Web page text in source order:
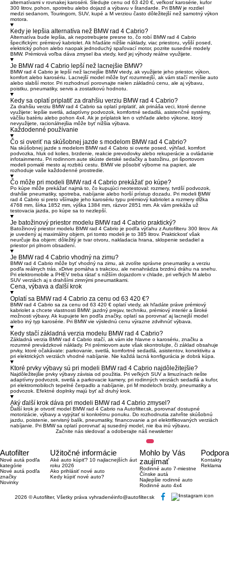
alternatívami v rovnakej karosérii. Sledujte cenu od 63 420 €, veľkosť karosérie, kufor
300 litrov, pohon, spotrebu alebo dojazd a výbavu v štandarde. Pri BMW je rozdiel
medzi sedanom, Touringom, SUV, kupé a M verziou často dôležitejší než samotný výkon
motora.
Kedy je lepšia alternatíva než BMW rad 4 Cabrio?
Alternatíva bude lepšia, ak nepotrebujete presne to, čo robí BMW rad 4 Cabrio
špecifickým: prémiový kabriolet. Ak hľadáte nižšie náklady, viac priestoru, vyšší posed,
elektrický pohon alebo naopak jednoduchý spaľovací motor, pozrite susedné modely
BMW. Prémiová voľba dáva zmysel iba vtedy, keď jej výhody reálne využijete.
Je BMW rad 4 Cabrio lepší než lacnejšie BMW?
BMW rad 4 Cabrio je lepší než lacnejšie BMW vtedy, ak využijete jeho priestor, výkon,
komfort alebo karosériu. Lacnejší model môže byť rozumnejší, ak vám stačí menšie auto
alebo slabší motor. Pri rozhodnutí porovnajte nielen základnú cenu, ale aj výbavu,
poistku, pneumatiky, servis a zostatkovú hodnotu.
Kedy sa oplatí priplatiť za drahšiu verziu BMW rad 4 Cabrio?
Za drahšiu verziu BMW rad 4 Cabrio sa oplatí priplatiť, ak prináša veci, ktoré denne
využijete: lepšie svetlá, adaptívny podvozok, komfortné sedadlá, asistenčné systémy,
väčšiu batériu alebo pohon 4x4. Ak je príplatok len o vzhľade alebo výkone, ktorý
nevyužijete, racionálnejšia môže byť nižšia výbava.
Každodenné používanie
Čo si overiť na skúšobnej jazde s modelom BMW rad 4 Cabrio?
Na skúšobnej jazde s modelom BMW rad 4 Cabrio si overte posed, výhľad, komfort
podvozka, hluk od kolies, brzdenie, reakcie prevodovky alebo rekuperácie a ovládanie
infotainmentu. Pri rodinnom aute skúste detské sedačky a batožinu, pri športovom
modeli pomalé mesto aj rozbitú cestu. BMW vie pôsobiť výborne na papieri, ale
rozhoduje vaše každodenné prostredie.
Čo môže pri modeli BMW rad 4 Cabrio prekážať po kúpe?
Po kúpe môže prekážať najmä to, čo kupujúci neotestoval: rozmery, tvrdší podvozok,
drahšie pneumatiky, spotreba, nabíjanie alebo horší prístup dozadu. Pri modeli BMW
rad 4 Cabrio si preto všímajte jeho karosériu typu prémiový kabriolet a rozmery dĺžka
4768 mm, šírka 1852 mm, výška 1384 mm, rázvor 2851 mm. Ak vám prekáža už
testovacia jazda, po kúpe sa to nezlepší.
Je batožinový priestor modelu BMW rad 4 Cabrio praktický?
Batožinový priestor modelu BMW rad 4 Cabrio je podľa výťahu z Autofilteru 300 litrov. Ak
je uvedený aj maximálny objem, pri tomto modeli je to 385 litrov. Praktickosť však
neurčuje iba objem: dôležitý je tvar otvoru, nakladacia hrana, sklopenie sedadiel a
priestor pri plnom obsadení.
Je BMW rad 4 Cabrio vhodný na zimu?
BMW rad 4 Cabrio môže byť vhodný na zimu, ak zvolíte správne pneumatiky a verziu
podľa reálnych trás. xDrive pomáha s trakciou, ale nenahrádza brzdnú dráhu na snehu.
Pri elektromobile a PHEV treba rátať s nižším dojazdom v chlade, pri veľkých M alebo
SUV verziách aj s drahšími zimnými pneumatikami.
Cena, výbava a ďalší krok
Oplatí sa BMW rad 4 Cabrio za cenu od 63 420 €?
BMW rad 4 Cabrio sa za cenu od 63 420 € oplatí vtedy, ak hľadáte práve prémiový
kabriolet a chcete vlastnosti BMW: jazdný prejav, techniku, prémiový interiér a široké
možnosti výbavy. Ak kupujete len podľa značky, oplatí sa porovnať aj lacnejší model
alebo iný typ karosérie. Pri BMW vie výslednú cenu výrazne zdvihnúť výbava.
Kedy stačí základná verzia modelu BMW rad 4 Cabrio?
Základná verzia BMW rad 4 Cabrio stačí, ak vám ide hlavne o karosériu, značku a
rozumné prevádzkové náklady. Pri prémiovom aute však skontrolujte, či základ obsahuje
prvky, ktoré očakávate: parkovanie, svetlá, komfortné sedadlá, asistentov, konektivitu a
pri elektrických verziách vhodné nabíjanie. Nie každá lacná konfigurácia je dobrá kúpa.
Ktoré prvky výbavy sú pri modeli BMW rad 4 Cabrio najdôležitejšie?
Najdôležitejšie prvky výbavy závisia od použitia. Pri veľkých SUV a limuzínach riešte
adaptívny podvozok, svetlá a parkovacie kamery, pri rodinných verziách sedadlá a kufor,
pri elektromobiloch tepelné čerpadlo a nabíjanie, pri M modeloch brzdy, pneumatiky a
podvozok. Efektné doplnky majú byť až druhý krok.
Aký ďalší krok dáva pri modeli BMW rad 4 Cabrio zmysel?
Ďalší krok je otvoriť model BMW rad 4 Cabrio na Autofilter.sk, porovnať dostupné
motorizácie, výbavy a vypýtať si konkrétnu ponuku. Do rozhodnutia zahrňte skúšobnú
jazdu, poistenie, servisný balík, pneumatiky, financovanie a pri elektrifikovaných verziách
nabíjanie. Pri BMW sa oplatí porovnať aj susedný model, nie iba inú výbavu.
Začnite nás sledovať a odoberajte náš newsletter
Autofilter
Nové autá podľa
kategórie
Nové autá podľa
značky
Novinky
Užitočné informácie
Aké auto kúpiť? 10 najlacnejších áut
roku 2026
Ako prihlásiť nové auto
Kedy kúpiť nové auto?
Mohlo by Vás
zaujímať
Rodinné auto 7-miestne
Čínske autá
Najlepšie rodinné auto
Rodinné auto 4x4
Podpora
Kontakty
Reklama
2026 © Autofilter, Všetky práva vyhradenéinfo@autofilter.sk